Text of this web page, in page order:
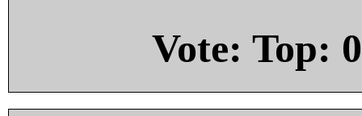
Vote: Top: 0